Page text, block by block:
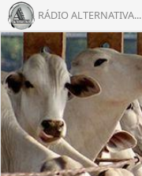
RÁDIO ALTERNATIVA...